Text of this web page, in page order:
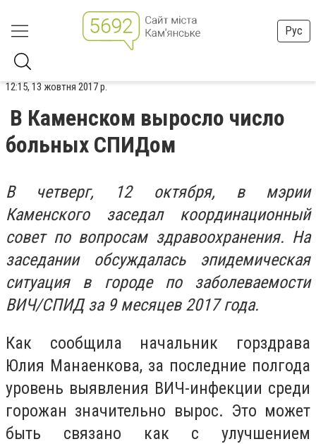
Рус
12:15, 13 жовтня 2017 р.
В Каменском выросло число
больных СПИДом
В четверг, 12 октября, в мэрии
Каменского заседал координационный
совет по вопросам здравоохранения. На
заседании обсуждалась эпидемическая
ситуация в городе по заболеваемости
ВИЧ/СПИД за 9 месяцев 2017 года.
Как сообщила начальник горздрава
Юлия Манаенкова, за последние полгода
уровень выявления ВИЧ-инфекции среди
горожан значительно вырос. Это может
быть связано как с улучшением